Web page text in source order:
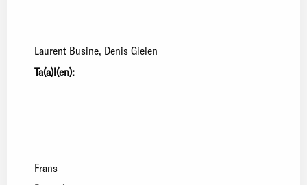
Laurent Busine Denis Gielen
Ta(a)l(en):
Frans